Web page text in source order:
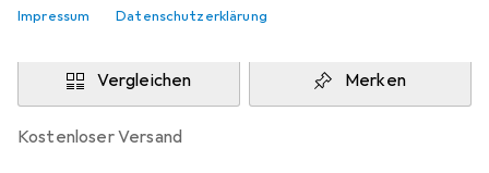
Impressum Datenschutzerklärung
In den Warenkorb
Vergleichen Merken
kostenloser Versand